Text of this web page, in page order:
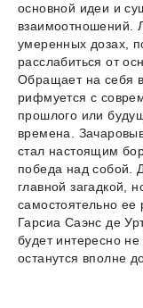
основной идеи и
взаимоотношений.
умеренных дозах,
расслабиться от
Обращает на себя
рифмуется с
прошлого или
времена.
стал настоящим
победа над собой.
главной загадкой,
самостоятельно ее
Гарсиа Саэнс де
будет интересно
останутся вполне